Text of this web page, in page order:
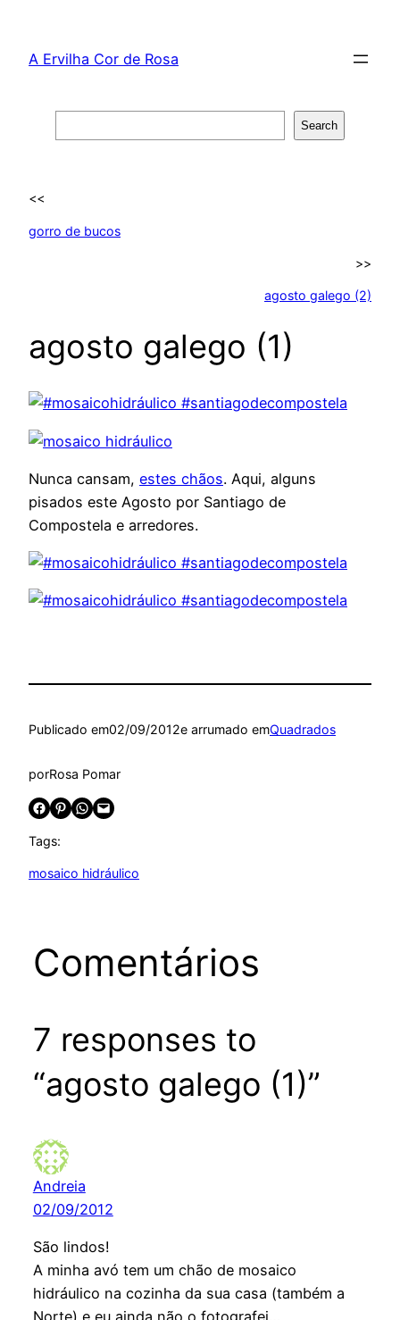
content
A Ervilha Cor de Rosa
Search
<<
gorro de bucos
>>
agosto galego (2)
agosto galego (1)
Nunca cansam, estes chãos. Aqui, alguns
pisados este Agosto por Santiago de
Compostela e arredores.
Publicado em02/09/2012e arrumado emQuadrados
porRosa Pomar
Share on Facebook Share on Pinterest Share on WhatsApp Email this Page
Tags:
mosaico hidráulico
Comentários
7 responses to
“agosto galego (1)”
Andreia
02/09/2012
São lindos!
A minha avó tem um chão de mosaico
hidráulico na cozinha da sua casa (também a